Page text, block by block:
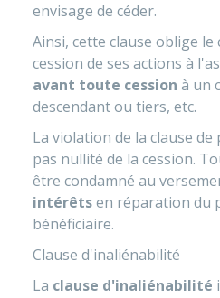
envisage de céder.
Ainsi, cette clause oblige
cession de ses actions à
avant toute cession à un
descendant ou tiers, etc.
La violation de la clause
pas nullité de la cession.
être condamné au
intérêtsen réparation du
bénéficiaire.
Clause d'inaliénabilité
La clause d'inaliénabilité